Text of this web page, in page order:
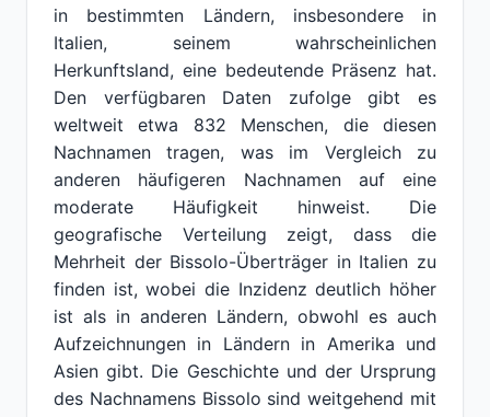
in bestimmten Ländern, insbesondere in
Italien, seinem wahrscheinlichen
Herkunftsland, eine bedeutende Präsenz hat.
Den verfügbaren Daten zufolge gibt es
weltweit etwa 832 Menschen, die diesen
Nachnamen tragen, was im Vergleich zu
anderen häufigeren Nachnamen auf eine
moderate Häufigkeit hinweist. Die
geografische Verteilung zeigt, dass die
Mehrheit der Bissolo-Überträger in Italien zu
finden ist, wobei die Inzidenz deutlich höher
ist als in anderen Ländern, obwohl es auch
Aufzeichnungen in Ländern in Amerika und
Asien gibt. Die Geschichte und der Ursprung
des Nachnamens Bissolo sind weitgehend mit